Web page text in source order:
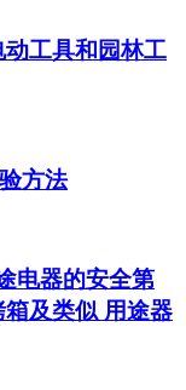
动工具和园林工
方法
电器的安全第
及类似 用途器